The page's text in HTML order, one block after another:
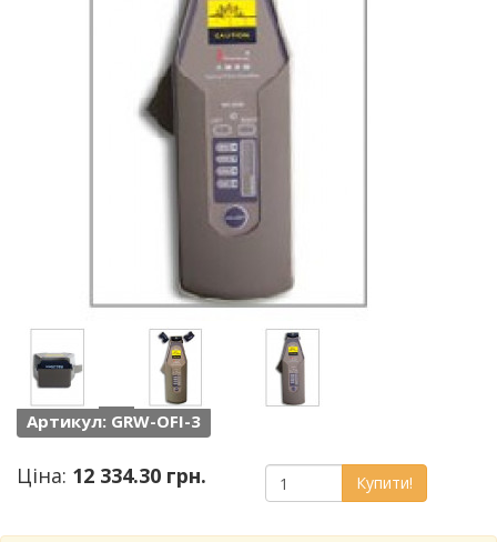
Артикул: GRW-OFI-3
Ціна: 12 334.30 грн. Купити!